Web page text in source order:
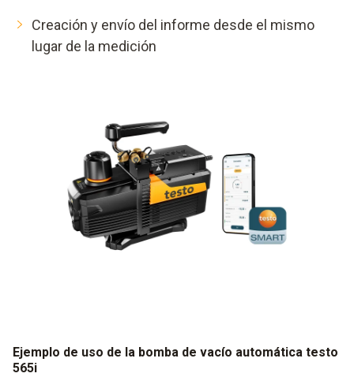
Creación y envío del informe desde el mismo
lugar de la medición
Ejemplo de uso de la bomba de vacío automática testo
565i